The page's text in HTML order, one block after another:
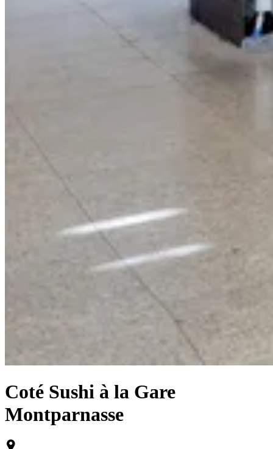
Coté Sushi à la Gare
Montparnasse